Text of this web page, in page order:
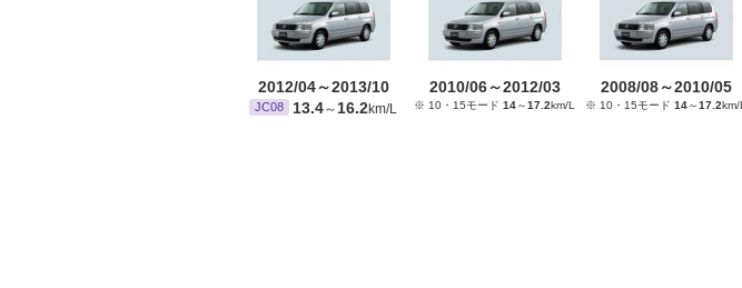
2012/04～2013/10
JC08 13.4～ 16.2km/L
2010/06～2012/03
※ 10・15モード 14～17.2km/L
2008/08～2010/05
※ 10・15モード 14～17.2km/L